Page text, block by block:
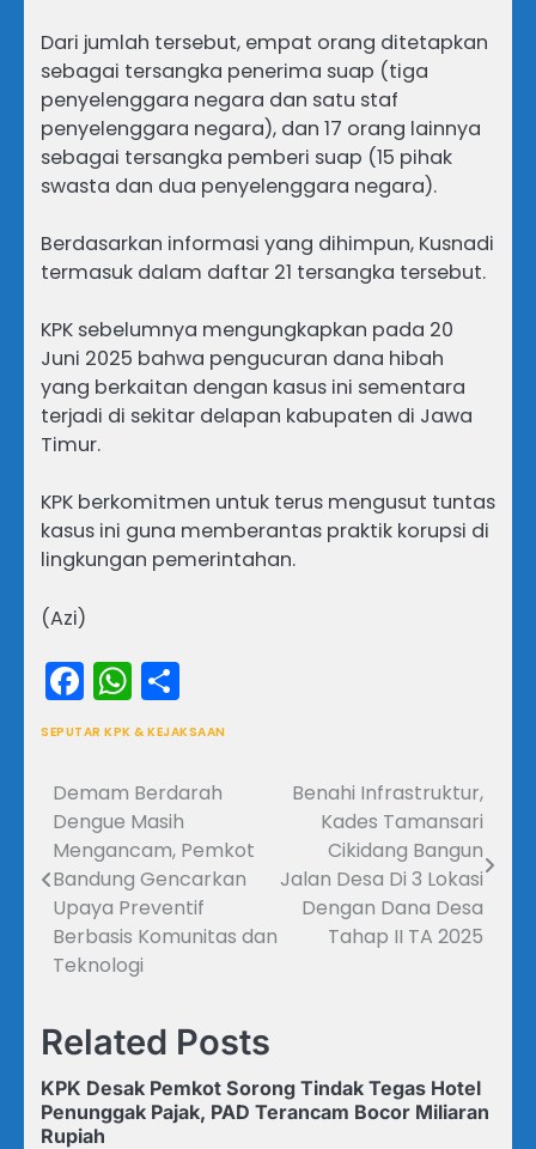
Dari jumlah tersebut, empat orang ditetapkan
sebagai tersangka penerima suap (tiga
penyelenggara negara dan satu staf
penyelenggara negara), dan 17 orang lainnya
sebagai tersangka pemberi suap (15 pihak
swasta dan dua penyelenggara negara).
Berdasarkan informasi yang dihimpun, Kusnadi
termasuk dalam daftar 21 tersangka tersebut.
KPK sebelumnya mengungkapkan pada 20
Juni 2025 bahwa pengucuran dana hibah
yang berkaitan dengan kasus ini sementara
terjadi di sekitar delapan kabupaten di Jawa
Timur.
KPK berkomitmen untuk terus mengusut tuntas
kasus ini guna memberantas praktik korupsi di
lingkungan pemerintahan.
(Azi)
Facebook
WhatsApp
SEPUTAR KPK & KEJAKSAAN
Navigasi
pos
Demam Berdarah
Dengue Masih
Mengancam, Pemkot
Bandung Gencarkan
Upaya Preventif
Berbasis Komunitas dan
Teknologi
Benahi Infrastruktur,
Kades Tamansari
Cikidang Bangun
Jalan Desa Di 3 Lokasi
Dengan Dana Desa
Tahap II TA 2025
Related Posts
KPK Desak Pemkot Sorong Tindak Tegas Hotel
Penunggak Pajak, PAD Terancam Bocor Miliaran
Rupiah